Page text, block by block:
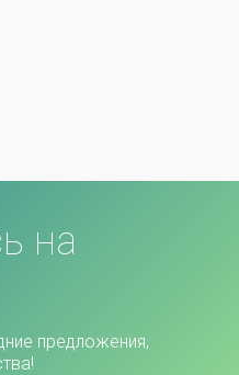
на
предложения,